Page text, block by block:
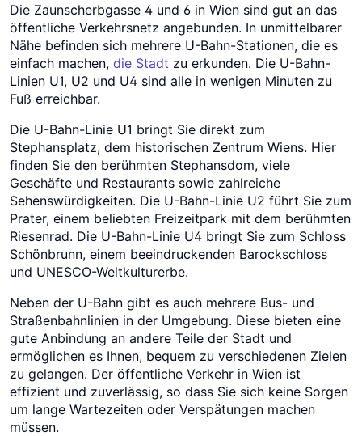
Die Zaunscherbgasse 4 und 6 in Wien sind gut an das
öffentliche Verkehrsnetz angebunden. In unmittelbarer
Nähe befinden sich mehrere U-Bahn-Stationen, die es
einfach machen, die Stadt zu erkunden. Die U-Bahn-
Linien U1, U2 und U4 sind alle in wenigen Minuten zu
Fuß erreichbar.
Die U-Bahn-Linie U1 bringt Sie direkt zum
Stephansplatz, dem historischen Zentrum Wiens. Hier
finden Sie den berühmten Stephansdom, viele
Geschäfte und Restaurants sowie zahlreiche
Sehenswürdigkeiten. Die U-Bahn-Linie U2 führt Sie zum
Prater, einem beliebten Freizeitpark mit dem berühmten
Riesenrad. Die U-Bahn-Linie U4 bringt Sie zum Schloss
Schönbrunn, einem beeindruckenden Barockschloss
und UNESCO-Weltkulturerbe.
Neben der U-Bahn gibt es auch mehrere Bus- und
Straßenbahnlinien in der Umgebung. Diese bieten eine
gute Anbindung an andere Teile der Stadt und
ermöglichen es Ihnen, bequem zu verschiedenen Zielen
zu gelangen. Der öffentliche Verkehr in Wien ist
effizient und zuverlässig, so dass Sie sich keine Sorgen
um lange Wartezeiten oder Verspätungen machen
müssen.